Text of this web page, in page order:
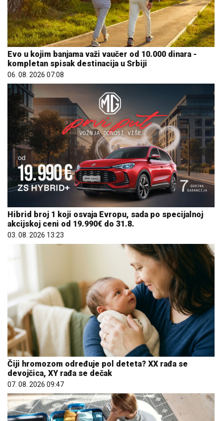
Evo u kojim banjama važi vaučer od 10.000 dinara -
kompletan spisak destinacija u Srbiji
06. 08. 2026 07:08
Hibrid broj 1 koji osvaja Evropu, sada po specijalnoj
akcijskoj ceni od 19.990€ do 31.8.
03. 08. 2026 13:23
Čiji hromozom određuje pol deteta? XX rađa se
devojčica, XY rađa se dečak
07. 08. 2026 09:47